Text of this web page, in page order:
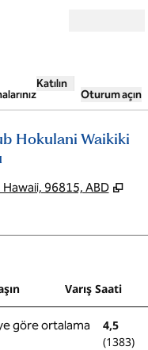
Katılın
Oturum açın
Hokulani Waikiki
96815, ABD ,
Varış Saati
4,5
(1383)